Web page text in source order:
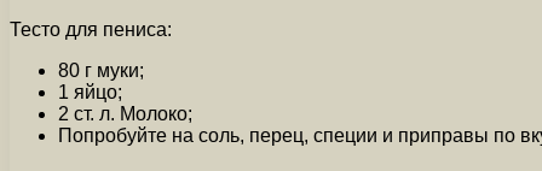
Тесто для пениса:
80 г муки;
1 яйцо;
2 ст. л. Молоко;
Попробуйте на соль, перец, специи и приправы по